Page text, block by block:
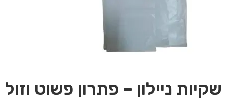
שקיות ניילון – פתרון פשוט וזול